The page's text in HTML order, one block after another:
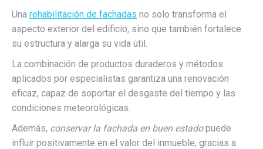
Una rehabilitación de fachadas no solo transforma el
aspecto exterior del edificio, sino que también fortalece
su estructura y alarga su vida útil.
La combinación de productos duraderos y métodos
aplicados por especialistas garantiza una renovación
eficaz, capaz de soportar el desgaste del tiempo y las
condiciones meteorológicas.
Además, conservar la fachada en buen estadopuede
influir positivamente en el valor del inmueble, gracias a